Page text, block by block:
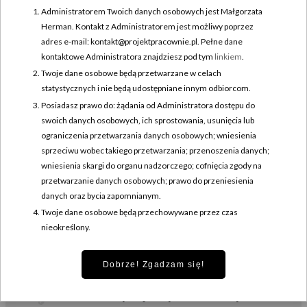
powstają w technice sgraffito – wywodzącej się ze starożytności
metodzie ręcznego wydrapywania wzorów na powierzchni ceramiki.
Dzięki temu każda praca zyskuje indywidualny i niepowtarzalny
charakter. Z Gabi spotykamy się w piękny słoneczny dzień na
warszawskim Mokotowie. Nasze ścieżki...
CZYTAJ DALEJ
NAPISZ DO NAS
artystę, który podzieli się z nami swoim doświadczeniem, pasją?
Napisz do nas!
Administratorem Twoich danych osobowych jest Małgorzata
Herman. Kontakt z Administratorem jest możliwy poprzez
adres e-mail: kontakt@projektpracownie.pl. Pełne dane
kontaktowe Administratora znajdziesz pod tym linkiem
Twoje dane osobowe będą przetwarzane w celach
statystycznych i nie będą udostępniane innym odbiorcom.
Posiadasz prawo do: żądania od Administratora dostępu do
swoich danych osobowych, ich sprostowania, usunięcia lub
ograniczenia przetwarzania danych osobowych; wniesienia
sprzeciwu wobec takiego przetwarzania; przenoszenia danych;
wniesienia skargi do organu nadzorczego; cofnięcia zgody na
przetwarzanie danych osobowych; prawo do przeniesienia
danych oraz bycia zapomnianym.
Twoje dane osobowe będą przechowywane przez czas
nieokreślony.
Dobrze! Zgadzam się!